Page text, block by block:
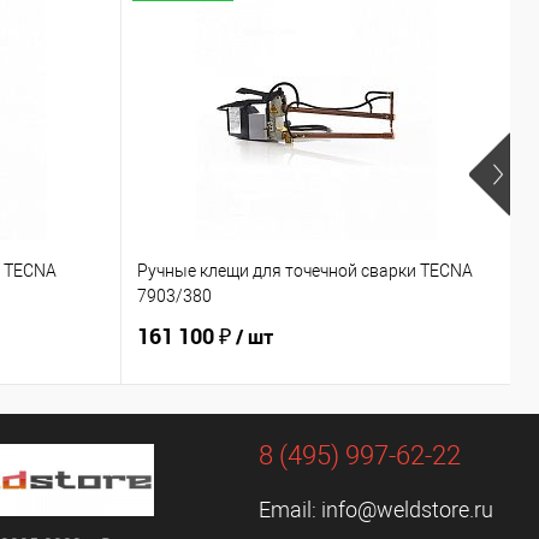
Ручные клещи для точечной сварки TECNA
7903/380
161 100 ₽/ шт
8 (495) 997-62-22
Email: info@weldstore.ru